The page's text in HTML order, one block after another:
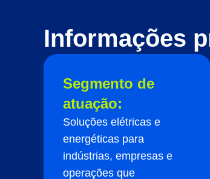
Informações
Segmento de
atuação:
Soluções elétricas e
energéticas para
indústrias, empresas e
operações que